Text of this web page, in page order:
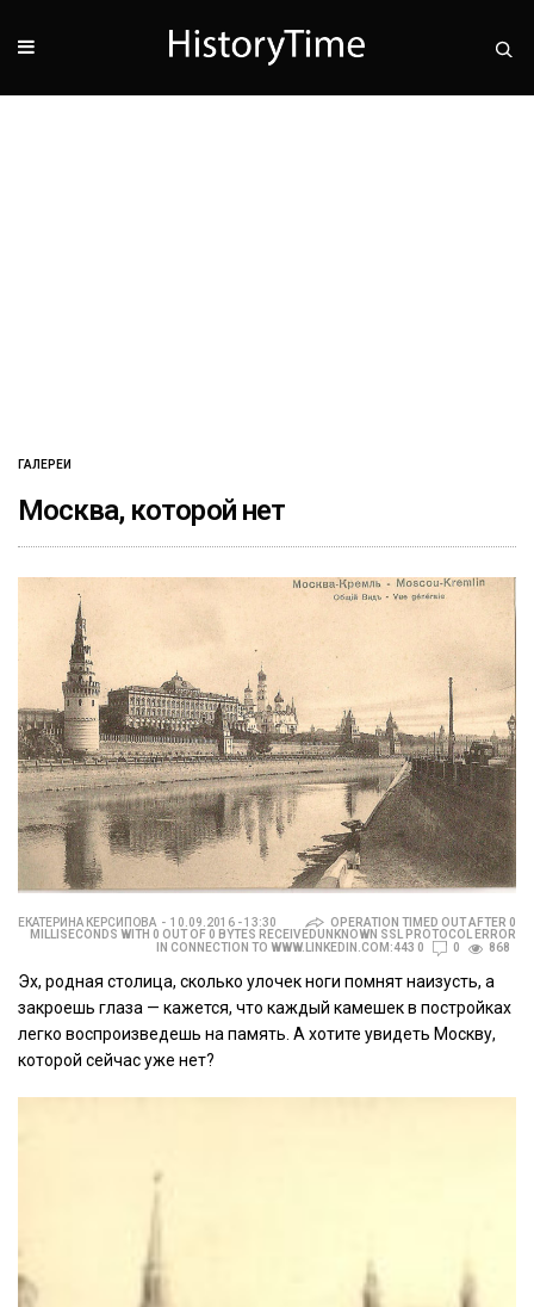
ГАЛЕРЕИ
Москва, которой нет
ЕКАТЕРИНА КЕРСИПОВА 10.09.2016 - 13:30
OPERATION TIMED OUT AFTER 0
MILLISECONDS WITH 0 OUT OF 0 BYTES RECEIVEDUNKNOWN SSL PROTOCOL ERROR
IN CONNECTION TO WWW.LINKEDIN.COM:443 0
0 868
Эх, родная столица, сколько улочек ноги помнят наизусть, а
закроешь глаза — кажется, что каждый камешек в постройках
легко воспроизведешь на память. А хотите увидеть Москву,
которой сейчас уже нет?